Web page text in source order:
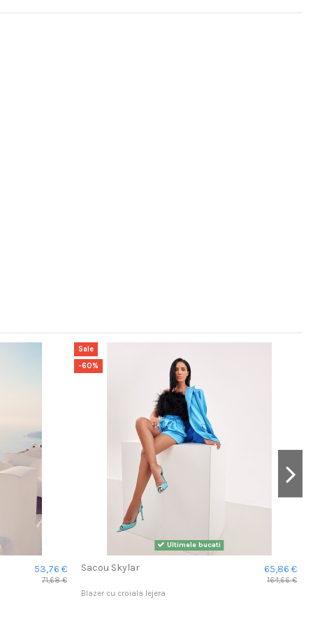
coasere si finisare sa fie realizate la calitate optima
finite sa aiba tinuta perfecta, sa isi pastreze culoarea si
ingrijesti produsul tau
textile
de zi cu zi din Romania
53,76 €
71,68 €
Sale
-60%
Ultimele bucati
Sacou Skylar 65,86 €
164,66 €
Blazer cu croiala lejera